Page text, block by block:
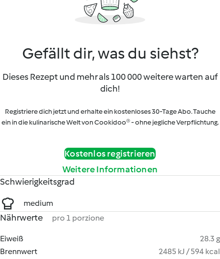
Gefällt dir, was du siehst?
Dieses Rezept und mehr als 100 000 weitere warten auf
dich!
Registriere dich jetzt und erhalte ein kostenloses 30-Tage Abo. Tauche
ein in die kulinarische Welt von Cookidoo® - ohne jegliche Verpflichtung.
Kostenlos registrieren
Weitere Informationen
Schwierigkeitsgrad
medium
Nährwerte pro 1 porzione
Eiweiß
28.3 g
Brennwert
2485 kJ / 594 kcal